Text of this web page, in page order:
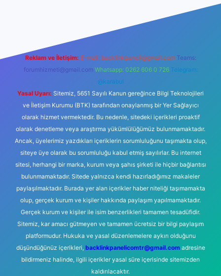
Reklam ve İletişim: E-mail: backlinkpaneli@gmail.com Teams:
forumhizmeti@gmail.com Whatsapp: 0262 606 0 726 Telegram:
@karabul
Yasal Uyarı: Sitemiz, 5651 Sayılı Kanun gereğince Bilgi Teknolojileri
ve İletişim Kurumu (BTK) tarafından onaylanmış bir Yer Sağlayıcı
olarak hizmet vermektedir. Bu nedenle, sitedeki içerikleri proaktif
olarak denetleme veya araştırma yükümlülüğümüz bulunmamaktadır.
Ancak, üyelerimiz yazdıkları içeriklerin sorumluluğunu taşımakta olup,
siteye üye olarak bu sorumluluğu kabul etmiş sayılırlar. Bu internet
sitesi, herhangi bir marka, kurum veya şahıs şirketi ile hiçbir bağlantısı
bulunmamaktadır. Sitede yalnızca kendi hazırladığımız makaleler
paylaşılmaktadır. Burada yer alan içerikler haber niteliği taşımamakta
olup, gerçek kurum ve kişiler hakkında paylaşım yapılmamaktadır.
Gerçek kurum ve kişiler ile isim benzerlikleri tamamen tesadüfidir.
Sitemiz, kar amacı gütmeyen ve tamamen ücretsiz bir bilgi paylaşım
platformudur. Hukuka ve yasal düzenlemelere aykırı olduğunu
düşündüğünüz içerikleri, backlinkpanelicomtr@gmail.comadresine
bildirmeniz halinde, ilgili içerikler yasal süre içerisinde sitemizden
kaldırılacaktır.